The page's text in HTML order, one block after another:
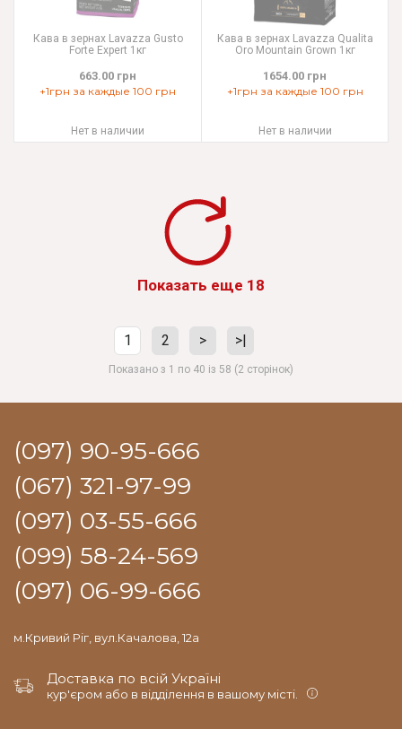
Кава в зернах Lavazza Gusto
Forte Expert 1кг
663.00 грн
+1грн за каждые 100 грн
Нет в наличии
Кава в зернах Lavazza Qualita
Oro Mountain Grown 1кг
1654.00 грн
+1грн за каждые 100 грн
Нет в наличии
Показать еще 18
1 2 > >|
Показано з 1 по 40 із 58 (2 сторінок)
(097) 90-95-666
(067) 321-97-99
(097) 03-55-666
(099) 58-24-569
(097) 06-99-666
м.Кривий Ріг, вул.Качалова, 12а
Доставка по всій Україні
кур'єром або в відділення в вашому місті.